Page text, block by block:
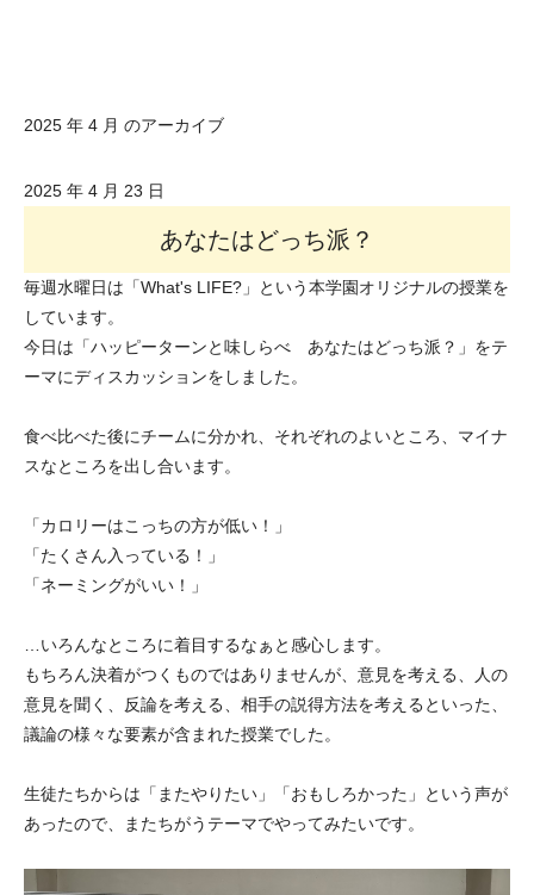
2025 年 4 月 のアーカイブ
2025 年 4 月 23 日
あなたはどっち派？
毎週水曜日は「What's LIFE?」という本学園オリジナルの授業を
しています。
今日は「ハッピーターンと味しらべ あなたはどっち派？」をテ
ーマにディスカッションをしました。
食べ比べた後にチームに分かれ、それぞれのよいところ、マイナ
スなところを出し合います。
「カロリーはこっちの方が低い！」
「たくさん入っている！」
「ネーミングがいい！」
…いろんなところに着目するなぁと感心します。
もちろん決着がつくものではありませんが、意見を考える、人の
意見を聞く、反論を考える、相手の説得方法を考えるといった、
議論の様々な要素が含まれた授業でした。
生徒たちからは「またやりたい」「おもしろかった」という声が
あったので、またちがうテーマでやってみたいです。